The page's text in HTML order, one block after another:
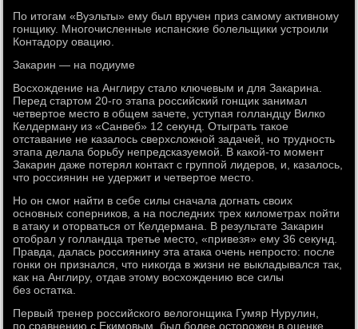
По итогам «Вуэльты» ему был вручен приз самому активному
гонщику. Многочисленные испанские болельщики устроили
Контадору овацию.
Закарин — на подиуме
Восхождение на Англиру стало ключевым и для Закарина.
Перед стартом 20-го этапа российский гонщик занимал
четвертое место в общем зачете, уступая голландцу Вилко
Келдерману из «Санвеб» 12 секунд. Отыграть такое
отставание не казалось сверхсложной задачей, но трудность
этапа делала борьбу непредсказуемой. В какой-то момент
Закарин даже потерял контакт с группой лидеров, и, казалось,
что россиянин не удержит и четвертое место.
Но он смог найти в себе силы сначала догнать своих
основных соперников, а на последних трех километрах пойти
в атаку и оторваться от Келдермана. В результате Закарин
отобрал у голландца третье место, «привезя» ему 36 секунд.
Правда, далась россиянину эта атака очень непросто: после
гонки он признался, что никогда в жизни не выкладывался так,
как на Англиру, отдав этому восхождению все силы
без остатка.
Первый тренер российского велогонщика Гумяр Нурулин,
по сравнению с Екимовым, был более осторожен в оценке